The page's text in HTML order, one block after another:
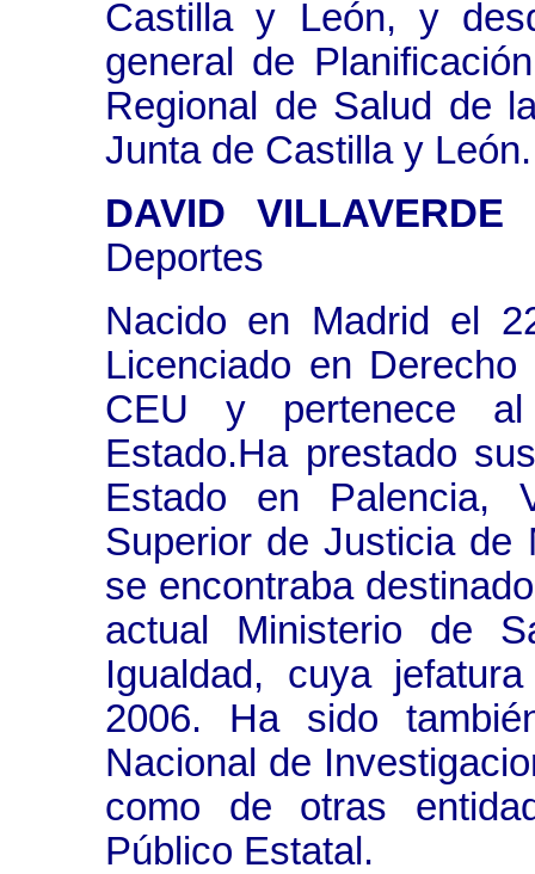
Castilla y León, y
general de
Regional de Salud de
Junta de Castilla y León.
DAVID VILLAVERDE
Deportes
Nacido en Madrid el
Licenciado en
CEU y pertenece
Estado.Ha prestado
Estado en Palencia,
Superior de Justicia de
se encontraba
actual Ministerio de
Igualdad, cuya
2006. Ha sido
Nacional de
como de otras
Público Estatal.